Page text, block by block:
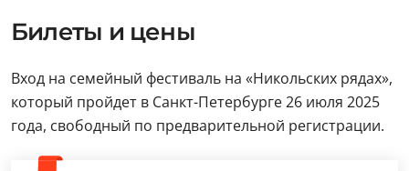
Билеты и цены
Вход на семейный фестиваль на «Никольских рядах»,
который пройдет в Санкт-Петербурге 26 июля 2025
года, свободный по предварительной регистрации.